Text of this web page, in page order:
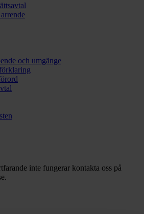
och umgänge
inte fungerar kontakta oss på